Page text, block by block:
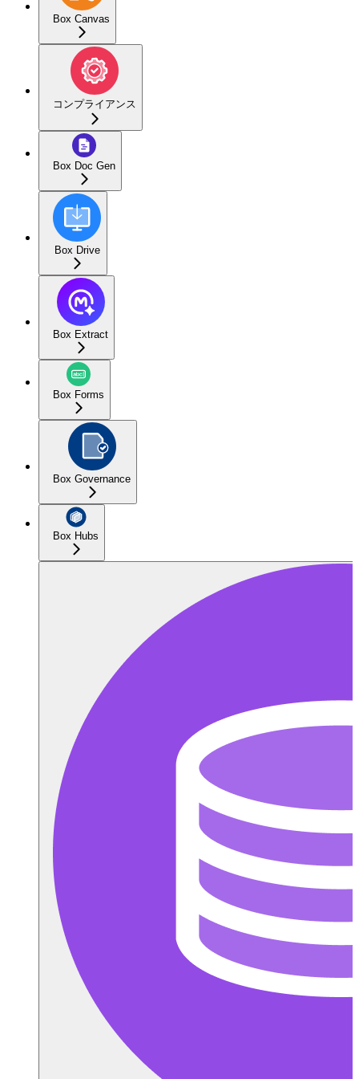
Box Canvas
コンプライアンス
Box Doc Gen
Box Drive
Box Extract
Box Forms
Box Governance
Box Hubs